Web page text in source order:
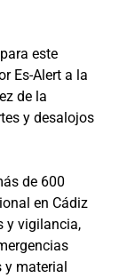
este
Es-Alert a la
de la
y desalojos
de 600
en Cádiz
y vigilancia,
y material